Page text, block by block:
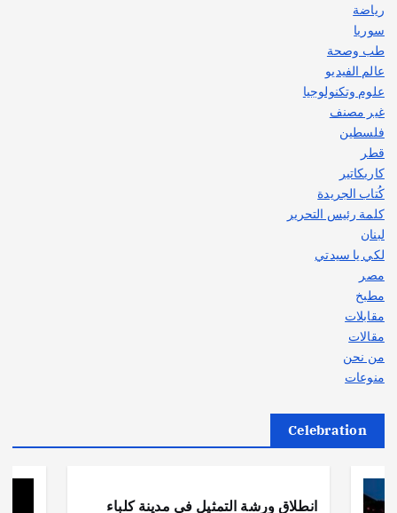
رياضة
سوريا
طب وصحة
عالم الفيديو
علوم وتكنولوجيا
غير مصنف
فلسطين
قطر
كاريكاتير
كُتاب الجريدة
كلمة رئيس التحرير
لبنان
لكي يا سيدتي
مصر
مطبخ
مقابلات
مقالات
من نحن
منوعات
Celebration
انطلاق ورشة التمثيل في مدينة كلباء